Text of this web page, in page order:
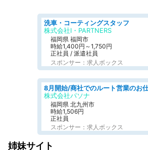
洗車・コーティングスタッフ
株式会社I・PARTNERS
福岡県 福岡市
時給1,400円～1,750円
正社員 / 派遣社員
スポンサー：求人ボックス
株式会社パソナ
福岡県 北九州市
時給1,506円
正社員
スポンサー：求人ボックス
姉妹サイト